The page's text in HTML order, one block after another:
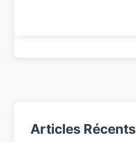
Articles Récents